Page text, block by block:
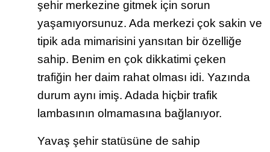
şehir merkezine gitmek için sorun
yaşamıyorsunuz. Ada merkezi çok sakin ve
tipik ada mimarisini yansıtan bir özelliğe
sahip. Benim en çok dikkatimi çeken
trafiğin her daim rahat olması idi. Yazında
durum aynı imiş. Adada hiçbir trafik
lambasının olmamasına bağlanıyor.
Yavaş şehir statüsüne de sahip